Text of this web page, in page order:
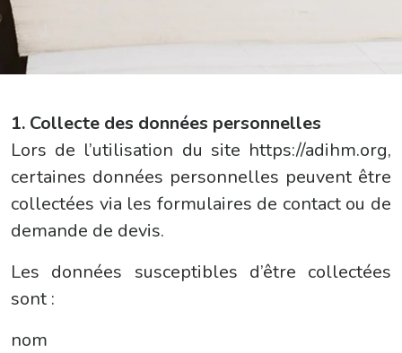
1. Collecte des données personnelles
Lors de l’utilisation du site https://adihm.org,
certaines données personnelles peuvent être
collectées via les formulaires de contact ou de
demande de devis.
Les données susceptibles d’être collectées
sont :
nom